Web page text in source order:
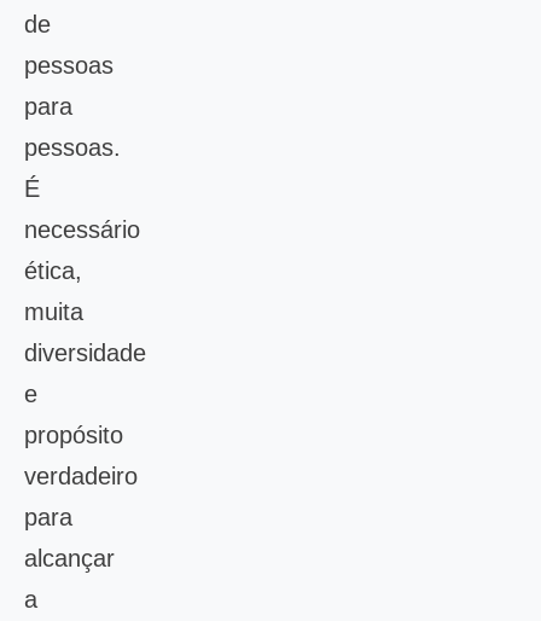
de
pessoas
para
pessoas.
É
necessário
ética,
muita
diversidade
e
propósito
verdadeiro
para
alcançar
a